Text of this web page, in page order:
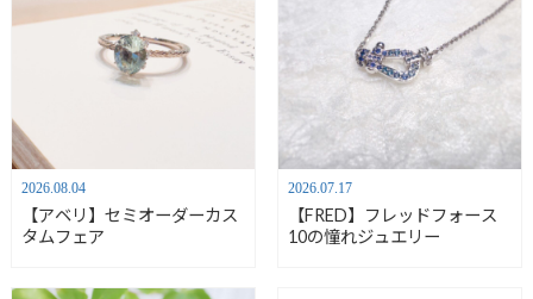
2026.08.04
【アベリ】セミオーダーカス
タムフェア
2026.07.17
【FRED】フレッドフォース
10の憧れジュエリー